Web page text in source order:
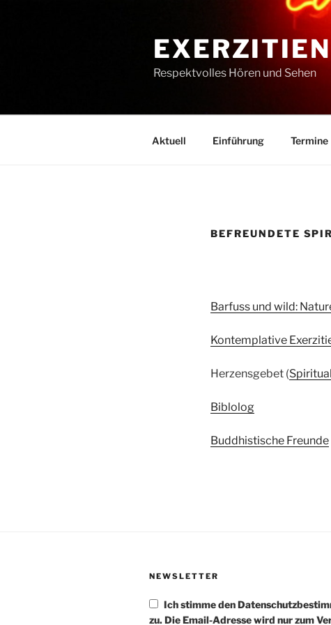
EXERZITIEN
Respektvolles Hören und Sehen
Aktuell Einführung Termine
BEFREUNDETE
Barfuss und wild:
Kontemplative
Herzensgebet (
Biblolog
Buddhistische Freunde
NEWSLETTER
Ich stimme den
zu. Die Email-Adresse wird nur zum